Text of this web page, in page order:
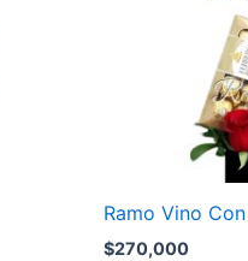
Ramo Vino
$270,000